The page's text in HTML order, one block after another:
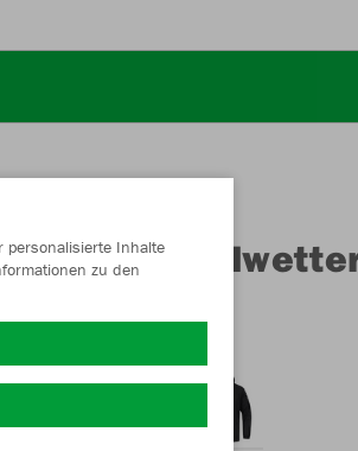
JAKO
personalisierte Inhalte
zu den